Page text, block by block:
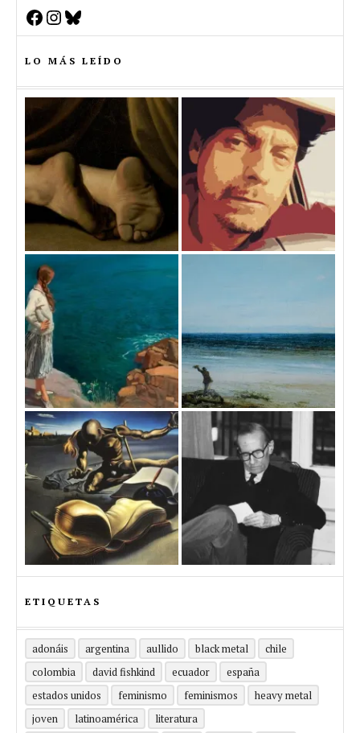
Facebook
Instagram
Bluesky
LO MÁS LEÍDO
ETIQUETAS
adonáis argentina aullido black metal
chile
colombia
david fishkind ecuador
españa
estados unidos
feminismo feminismos
heavy metal
joven
latinoamérica
literatura